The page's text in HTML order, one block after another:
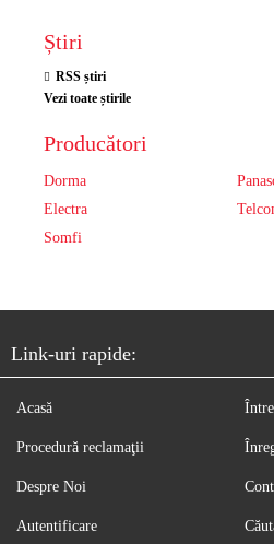
Știri
RSS știri
Vezi toate știrile
Producători
Dorma
Electra
Somfi
Link-uri rapide:
Acasă
Procedură reclamaţii
Despre Noi
Autentificare